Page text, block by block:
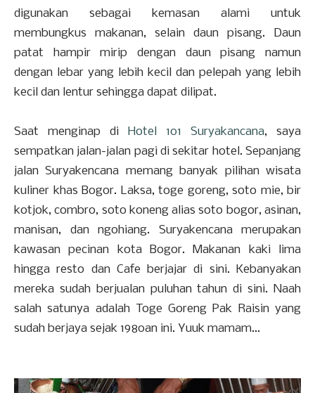
digunakan sebagai kemasan alami untuk
membungkus makanan, selain daun pisang. Daun
patat hampir mirip dengan daun pisang namun
dengan lebar yang lebih kecil dan pelepah yang lebih
kecil dan lentur sehingga dapat dilipat.
Saat menginap di Hotel 101 Suryakancana, saya
sempatkan jalan-jalan pagi di sekitar hotel. Sepanjang
jalan Suryakencana memang banyak pilihan wisata
kuliner khas Bogor. Laksa, toge goreng, soto mie, bir
kotjok, combro, soto koneng alias soto bogor, asinan,
manisan, dan ngohiang. Suryakencana merupakan
kawasan pecinan kota Bogor. Makanan kaki lima
hingga resto dan Cafe berjajar di sini. Kebanyakan
mereka sudah berjualan puluhan tahun di sini. Naah
salah satunya adalah Toge Goreng Pak Raisin yang
sudah berjaya sejak 1980an ini. Yuuk mamam...